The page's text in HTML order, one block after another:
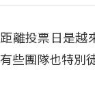
距離投票日是越
有些團隊也特別